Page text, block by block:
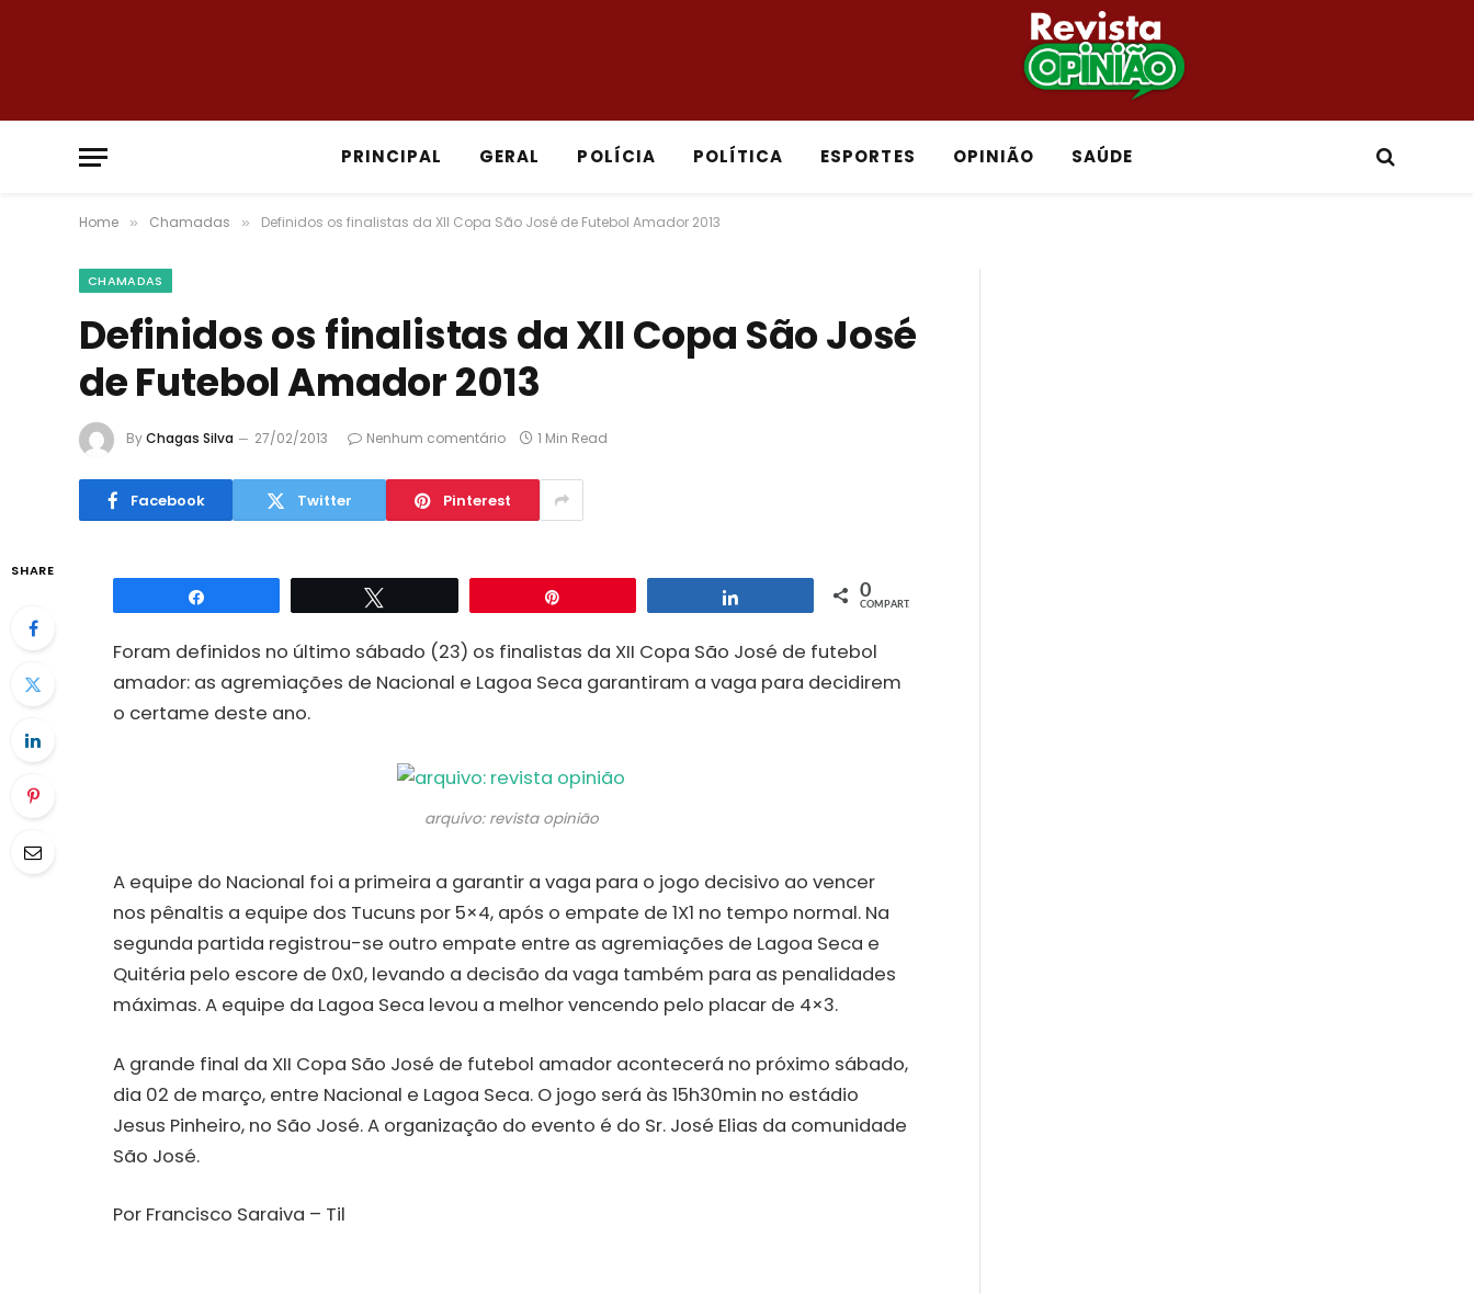
PRINCIPAL GERAL POLÍCIA POLÍTICA ESPORTES OPINIÃO SAÚDE
Home » Chamadas » Definidos os finalistas da XII Copa São José de Futebol Amador 2013
CHAMADAS
Definidos os finalistas da XII Copa São José
de Futebol Amador 2013
ByChagas Silva 27/02/2013 Nenhum comentário 1 Min Read
Facebook Twitter Pinterest
SHARE
Compartilhar 0
COMPART.
Foram definidos no último sábado (23) os finalistas da XII Copa São José de futebol
amador: as agremiações de Nacional e Lagoa Seca garantiram a vaga para decidirem
o certame deste ano.
arquivo: revista opinião
A equipe do Nacional foi a primeira a garantir a vaga para o jogo decisivo ao vencer
nos pênaltis a equipe dos Tucuns por 5×4, após o empate de 1X1 no tempo normal. Na
segunda partida registrou-se outro empate entre as agremiações de Lagoa Seca e
Quitéria pelo escore de 0x0, levando a decisão da vaga também para as penalidades
máximas. A equipe da Lagoa Seca levou a melhor vencendo pelo placar de 4×3.
A grande final da XII Copa São José de futebol amador acontecerá no próximo sábado,
dia 02 de março, entre Nacional e Lagoa Seca. O jogo será às 15h30min no estádio
Jesus Pinheiro, no São José. A organização do evento é do Sr. José Elias da comunidade
São José.
Por Francisco Saraiva – Til